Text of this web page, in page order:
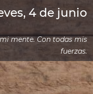
4 de junio
mente. Con todas mis
fuerzas.